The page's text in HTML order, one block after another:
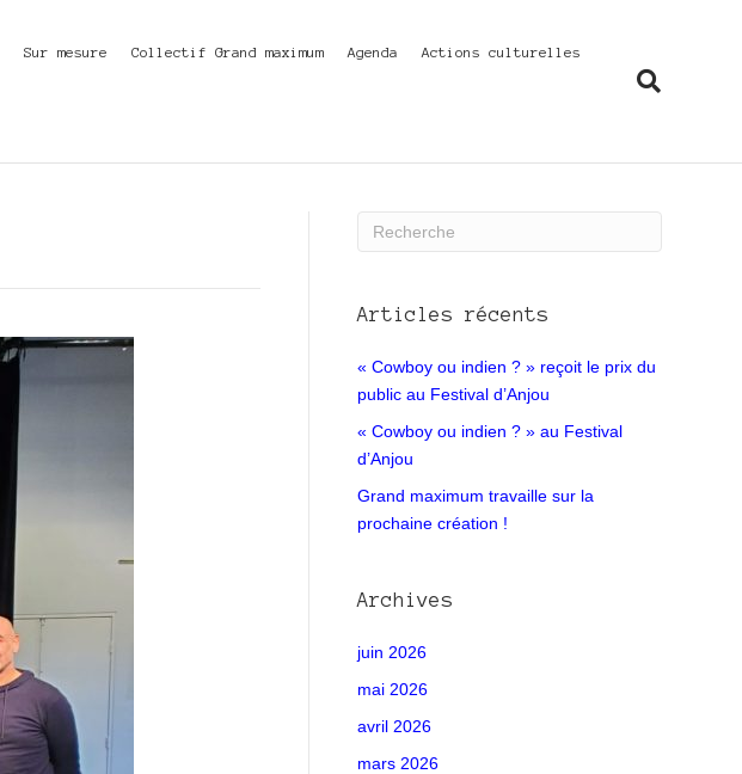
Sur mesure Collectif Grand maximum Agenda Actions culturelles
Articles récents
« Cowboy ou indien ? » reçoit le prix du
public au Festival d’Anjou
« Cowboy ou indien ? » au Festival
d’Anjou
Grand maximum travaille sur la
prochaine création !
Archives
juin 2026
mai 2026
avril 2026
mars 2026